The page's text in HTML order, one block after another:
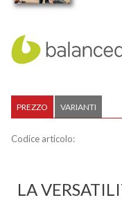
PREZZO VARIANTI
Codice articolo:
LA